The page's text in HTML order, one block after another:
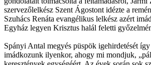
szervezőlelkész Szent Ágostont idézte a
Szuhács Renáta evangélikus lelkész azért
Egyház legyen Krisztus halál feletti
Spányi Antal megyés püspök igehirdetését
imádkozunk ilyenkor, ahogy mi mondjuk,